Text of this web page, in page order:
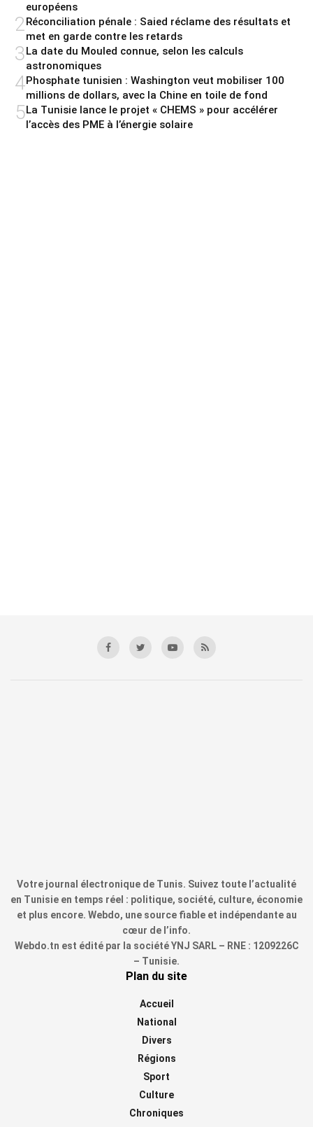
européens
2Réconciliation pénale : Saied réclame des résultats et
met en garde contre les retards
3La date du Mouled connue, selon les calculs
astronomiques
4Phosphate tunisien : Washington veut mobiliser 100
millions de dollars, avec la Chine en toile de fond
5La Tunisie lance le projet « CHEMS » pour accélérer
l’accès des PME à l’énergie solaire
Votre journal électronique de Tunis. Suivez toute l’actualité
en Tunisie en temps réel : politique, société, culture, économie
et plus encore. Webdo, une source fiable et indépendante au
cœur de l’info.
Webdo.tn est édité par la société YNJ SARL – RNE : 1209226C
– Tunisie.
Plan du site
Accueil
National
Divers
Régions
Sport
Culture
Chroniques